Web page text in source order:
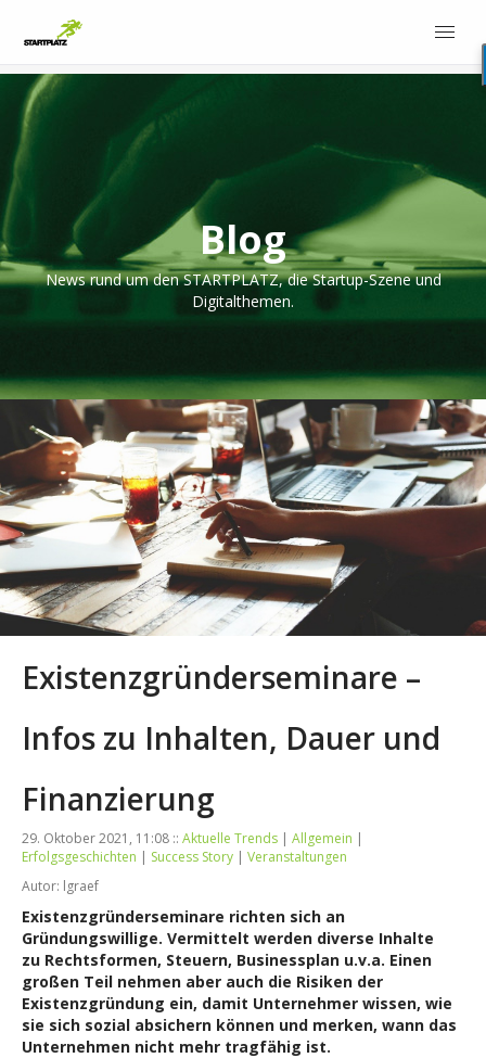
Blog
News rund um den STARTPLATZ, die Startup-Szene und
Digitalthemen.
Existenzgründerseminare –
Infos zu Inhalten, Dauer und
Finanzierung
29. Oktober 2021, 11:08 :: Aktuelle Trends | Allgemein |
Erfolgsgeschichten | Success Story | Veranstaltungen
Autor: lgraef
Existenzgründerseminare richten sich an
Gründungswillige. Vermittelt werden diverse Inhalte
zu Rechtsformen, Steuern, Businessplan u.v.a. Einen
großen Teil nehmen aber auch die Risiken der
Existenzgründung ein, damit Unternehmer wissen, wie
sie sich sozial absichern können und merken, wann das
Unternehmen nicht mehr tragfähig ist.